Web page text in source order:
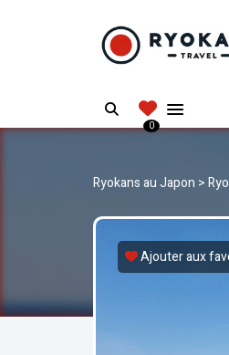
Search
0
Ryokans au Japon >
Ajouter aux